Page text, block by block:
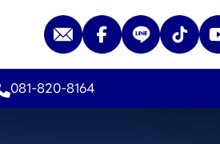
081-820-8164